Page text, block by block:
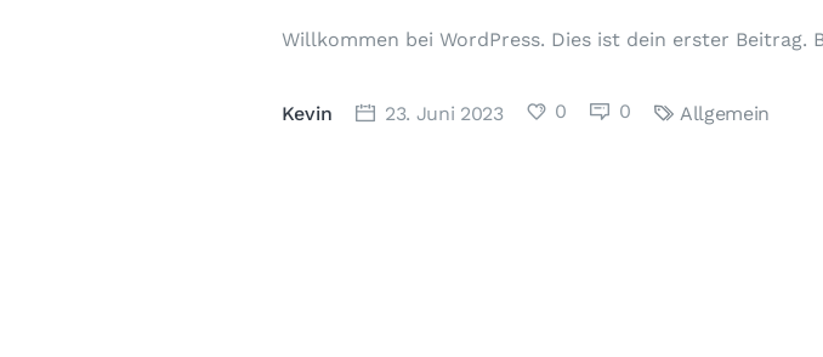
Willkommen bei WordPress. Dies ist dein erster
Kevin 23. Juni 2023 0 0 Allgemein